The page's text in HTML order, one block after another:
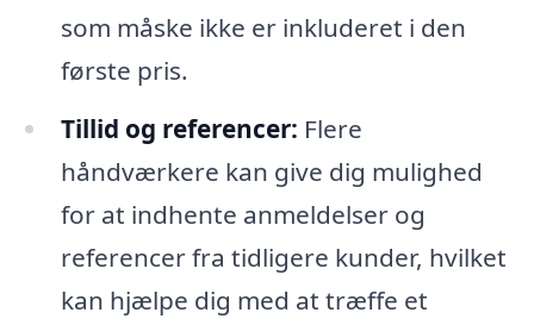
som måske ikke er inkluderet i den
første pris.
Tillid og referencer: Flere
håndværkere kan give dig mulighed
for at indhente anmeldelser og
referencer fra tidligere kunder, hvilket
kan hjælpe dig med at træffe et